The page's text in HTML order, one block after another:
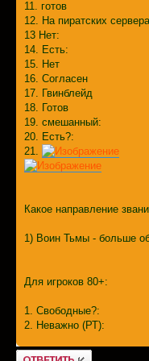
11. готов
12. На пиратских
13 Нет:
14. Есть:
15. Нет
16. Согласен
17. Гвинблейд
18. Готов
19. смешанный:
20. Есть?:
21.
Какое направление
1) Воин Тьмы - больше
Для игроков 80+:
1. Свободные?:
2. Неважно (РТ):
Ответить